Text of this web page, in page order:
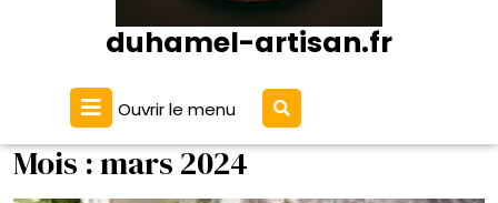
duhamel-artisan.fr
Ouvrir le menu Ouvrir
le
menu
Mois :mars 2024